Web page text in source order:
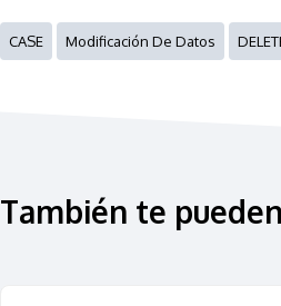
CASE Modificación De Datos
También te